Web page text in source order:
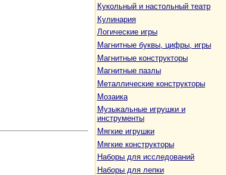
Кукольный и настольный театр
Кулинария
Логические игры
Магнитные буквы, цифры, игры
Магнитные конструкторы
Магнитные пазлы
Металлические конструкторы
Мозаика
Музыкальные игрушки и
инструменты
Мягкие игрушки
Мягкие конструкторы
Наборы для исследований
Наборы для лепки